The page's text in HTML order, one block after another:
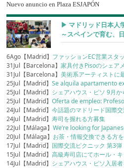
Nuevo anuncio en Plaza ESJAPÓN
▶︎ マドリッド日本人
～スペインで育む、
6Ago【Madrid】 ファッションEC営業スタ
31Jul【Barcelona】家具付きPisoのシェア
31Jul【Barcelona】美術系アーティストに
25Jul【Madrid】Se alquila apartamento
25Jul【Madrid】 シェアハウス・ピソ 9月
25Jul【Madrid】Oferta de empleo:
24Jul【Madrid】今話題のマドリード国際
24Jul【Madrid】寿司を握れる方募集
22Jul【Málaga】We’re looking for
20Jul【Málaga】 お茶・情報交換できる方
17Jul【Madrid】 国際交流ピクニック 第3
15Jul【Madrid】高級寿司店にてホール・
14Jul【Madrid】 シェアハウス・ピソ入居